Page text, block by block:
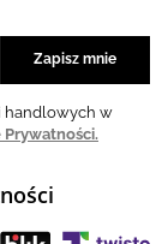
handlowych w
Prywatności.